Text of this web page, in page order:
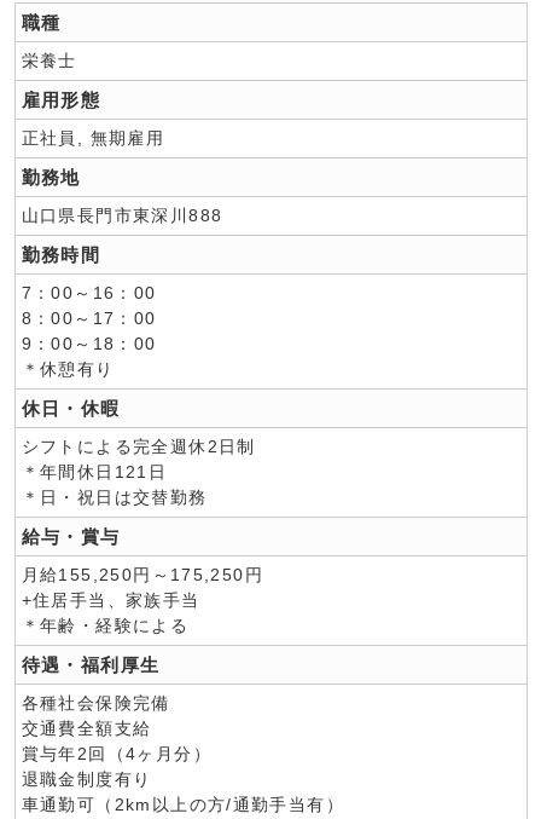
職種
栄養士
雇用形態
正社員, 無期雇用
勤務地
山口県長門市東深川888
勤務時間
7：00～16：00
8：00～17：00
9：00～18：00
＊休憩有り
休日・休暇
シフトによる完全週休2日制
＊年間休日121日
＊日・祝日は交替勤務
給与・賞与
月給155,250円～175,250円
+住居手当、家族手当
＊年齢・経験による
待遇・福利厚生
各種社会保険完備
交通費全額支給
賞与年2回（4ヶ月分）
退職金制度有り
車通勤可（2km以上の方/通勤手当有）